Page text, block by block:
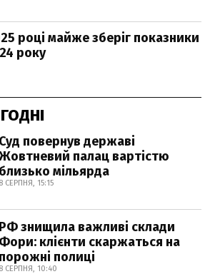
році майже зберіг показники
року
Суд повернув державі
палац вартістю
близько мільярда
8 СЕРПНЯ, 15:15
РФ знищила важливі склади
Фори: клієнти скаржаться на
порожні полиці
8 СЕРПНЯ, 10:40